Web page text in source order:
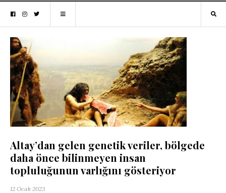
Altay’dan gelen genetik veriler, bölgede
daha önce bilinmeyen insan
topluluğunun varlığını gösteriyor
12 Ocak 2023